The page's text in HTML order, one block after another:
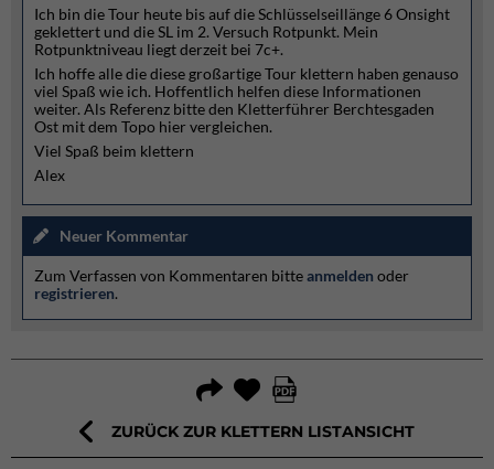
Ich bin die Tour heute bis auf die Schlüsselseillänge 6 Onsight
geklettert und die SL im 2. Versuch Rotpunkt. Mein
Rotpunktniveau liegt derzeit bei 7c+.
Ich hoffe alle die diese großartige Tour klettern haben genauso
viel Spaß wie ich. Hoffentlich helfen diese Informationen
weiter. Als Referenz bitte den Kletterführer Berchtesgaden
Ost mit dem Topo hier vergleichen.
Viel Spaß beim klettern
Alex
Neuer Kommentar
Zum Verfassen von Kommentaren bitteanmelden oder
registrieren.
ZURÜCK ZUR KLETTERN LISTANSICHT